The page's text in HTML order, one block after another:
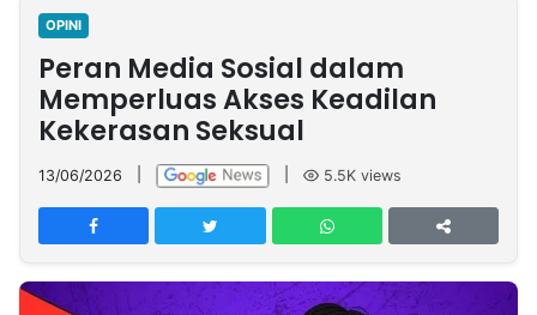
Nasional
International
Olahraga
Entertainment
Daerah
Pariwisata
Kuliner
Kolom
Network
PT
TREETAN
INDONESIA
OPINI
Peran Media Sosial dalam
Memperluas Akses Keadilan
Kekerasan Seksual
13/06/2026 5.5K views